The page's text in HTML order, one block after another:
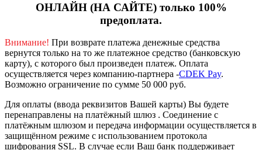
ОНЛАЙН (НА САЙТЕ) только 100%
предоплата.
Внимание! При возврате платежа денежные средства
вернутся только на то же платежное средство (банковскую
карту), с которого был произведен платеж. Оплата
осуществляется через компанию-партнера -CDEK Pay.
Возможно ограничение по сумме 50 000 руб.
Для оплаты (ввода реквизитов Вашей карты) Вы будете
перенаправлены на платёжный шлюз . Соединение с
платёжным шлюзом и передача информации осуществляется в
защищённом режиме с использованием протокола
шифрования SSL. В случае если Ваш банк поддерживает